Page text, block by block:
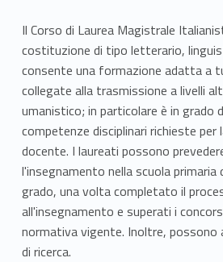
Il Corso di Laurea Magistrale
costituzione di tipo letterario,
consente una formazione adatta a
collegate alla trasmissione a livelli
umanistico; in particolare è in grado
competenze disciplinari richieste per
docente. I laureati possono
l'insegnamento nella scuola primaria
grado, una volta completato il
all'insegnamento e superati i
normativa vigente. Inoltre,
di ricerca.